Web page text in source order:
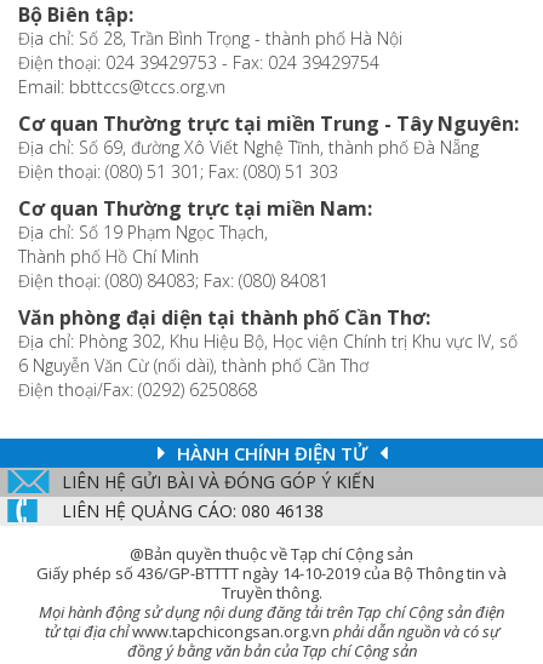
Bộ Biên tập:
Địa chỉ: Số 28, Trần Bình Trọng - thành phố Hà Nội
Điện thoại: 024 39429753 - Fax: 024 39429754
Email: bbttccs@tccs.org.vn
Cơ quan Thường trực tại miền Trung - Tây Nguyên:
Địa chỉ: Số 69, đường Xô Viết Nghệ Tĩnh, thành phố Đà Nẵng
Điện thoại: (080) 51 301; Fax: (080) 51 303
Cơ quan Thường trực tại miền Nam:
Địa chỉ: Số 19 Phạm Ngọc Thạch,
Thành phố Hồ Chí Minh
Điện thoại: (080) 84083; Fax: (080) 84081
Văn phòng đại diện tại thành phố Cần Thơ:
Địa chỉ: Phòng 302, Khu Hiệu Bộ, Học viện Chính trị Khu vực IV, số
6 Nguyễn Văn Cừ (nối dài), thành phố Cần Thơ
Điện thoại/Fax: (0292) 6250868
HÀNH CHÍNH ĐIỆN TỬ
LIÊN HỆ GỬI BÀI VÀ ĐÓNG GÓP Ý KIẾN
LIÊN HỆ QUẢNG CÁO: 080 46138
@Bản quyền thuộc về Tạp chí Cộng sản
Giấy phép số 436/GP-BTTTT ngày 14-10-2019 của Bộ Thông tin và
Truyền thông.
Mọi hành động sử dụng nội dung đăng tải trên Tạp chí Cộng sản điện
tử tại địa chỉwww.tapchicongsan.org.vn phải dẫn nguồn và có sự
đồng ý bằng văn bản của Tạp chí Cộng sản